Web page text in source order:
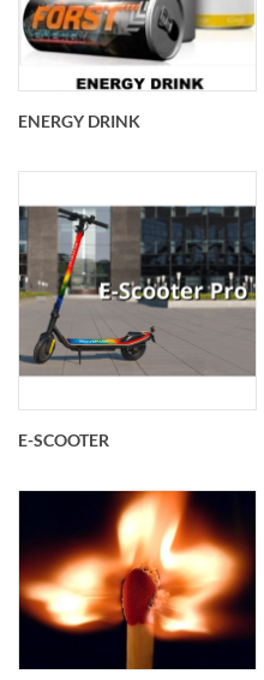
ENERGY DRINK
E-SCOOTER